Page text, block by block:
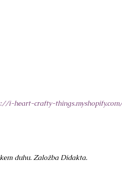
i-heart-crafty-
duhu. Založba Didakta.